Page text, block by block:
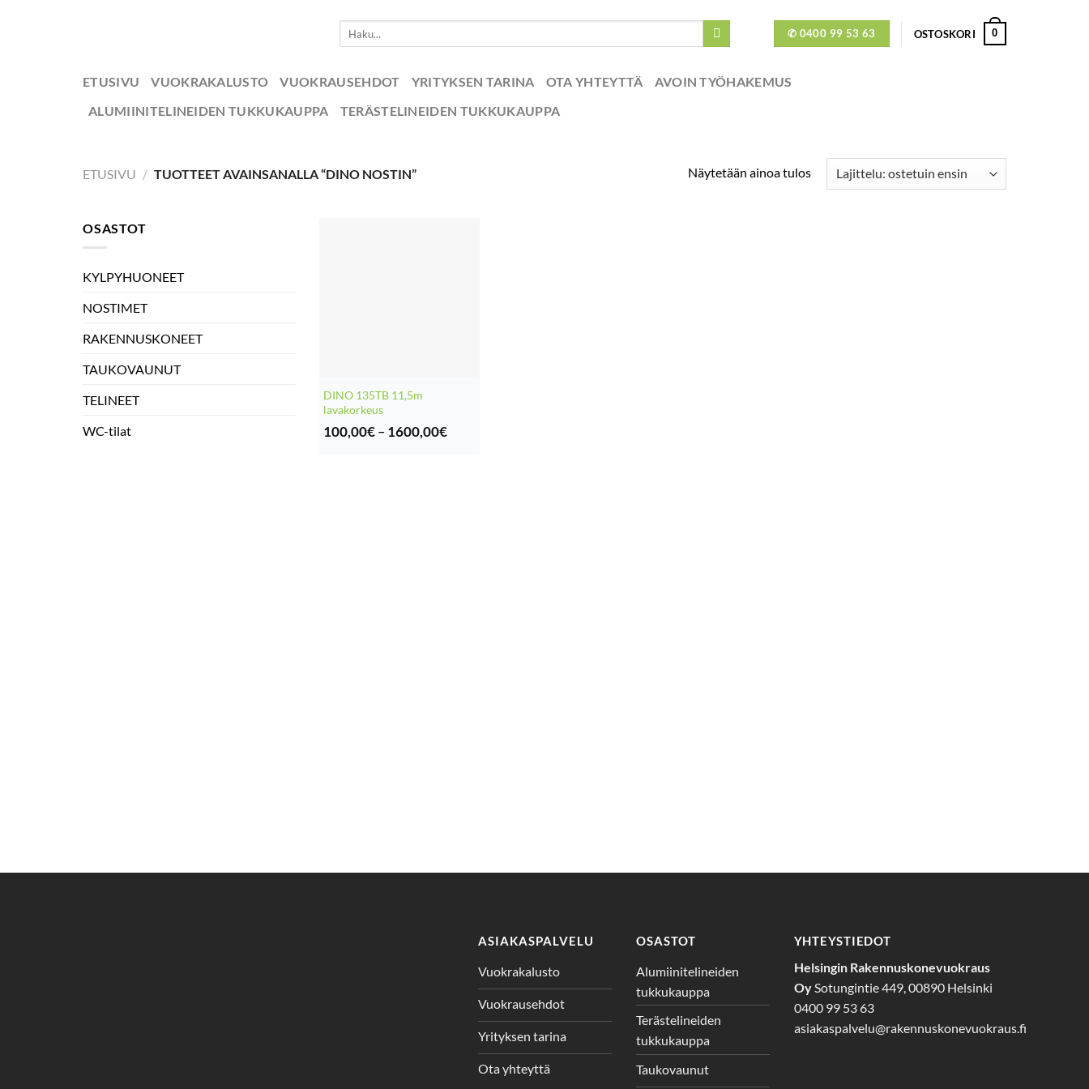
✆ 0400 99 53 63 OSTOSKORI 0
ETUSIVU VUOKRAKALUSTO VUOKRAUSEHDOT YRITYKSEN TARINA OTA YHTEYTTÄ
AVOIN TYÖHAKEMUS
ALUMIINITELINEIDEN TUKKUKAUPPA
TERÄSTELINEIDEN TUKKUKAUPPA
ETUSIVU / TUOTTEET AVAINSANALLA “DINO NOSTIN” Näytetään ainoa tulos
OSASTOT
KYLPYHUONEET
NOSTIMET
RAKENNUSKONEET
TAUKOVAUNUT
TELINEET
WC-tilat
DINO 135TB 11,5m
lavakorkeus
100,00€–1600,00€Hintaluokka:
ASIAKASPALVELU
Vuokrakalusto
Vuokrausehdot
Yrityksen tarina
Ota yhteyttä
OSASTOT
Alumiinitelineiden
tukkukauppa
Terästelineiden
tukkukauppa
Taukovaunut
YHTEYSTIEDOT
Helsingin Rakennuskonevuokraus
Oy Sotungintie 449, 00890 Helsinki
0400 99 53 63
asiakaspalvelu@rakennuskonevuokraus.fi